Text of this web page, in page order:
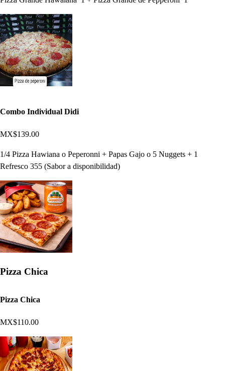
Combo Individual Didi
MX$139.00
1/4 Pizza Hawiana o Peperonni + Papas Gajo o 5 Nuggets + 1
Refresco 355 (Sabor a disponibilidad)
Pizza Chica
Pizza Chica
MX$110.00